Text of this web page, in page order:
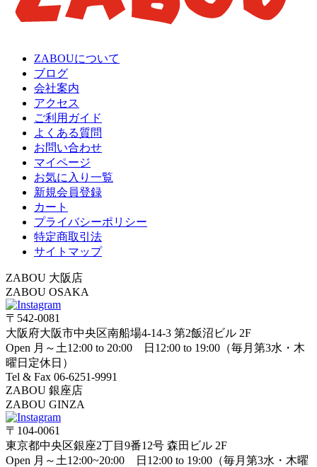
ZABOUについて
ブログ
会社案内
アクセス
ご利用ガイド
よくある質問
お問い合わせ
マイページ
お気に入り一覧
新規会員登録
カート
プライバシーポリシー
特定商取引法
サイトマップ
ZABOU 大阪店
ZABOU OSAKA
〒542-0081
大阪府大阪市中央区南船場4-14-3 第2飯沼ビル 2F
Open 月～土12:00 to 20:00 日12:00 to 19:00（毎月第3水・木
曜日定休日）
Tel & Fax 06-6251-9991
ZABOU 銀座店
ZABOU GINZA
〒104-0061
東京都中央区銀座2丁目9番12号 森田ビル 2F
Open 月～土12:00~20:00 日12:00 to 19:00（毎月第3水・木曜